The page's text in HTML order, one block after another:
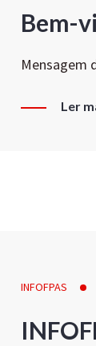
Bem-
Mensagem
Ler
INFOFPAS